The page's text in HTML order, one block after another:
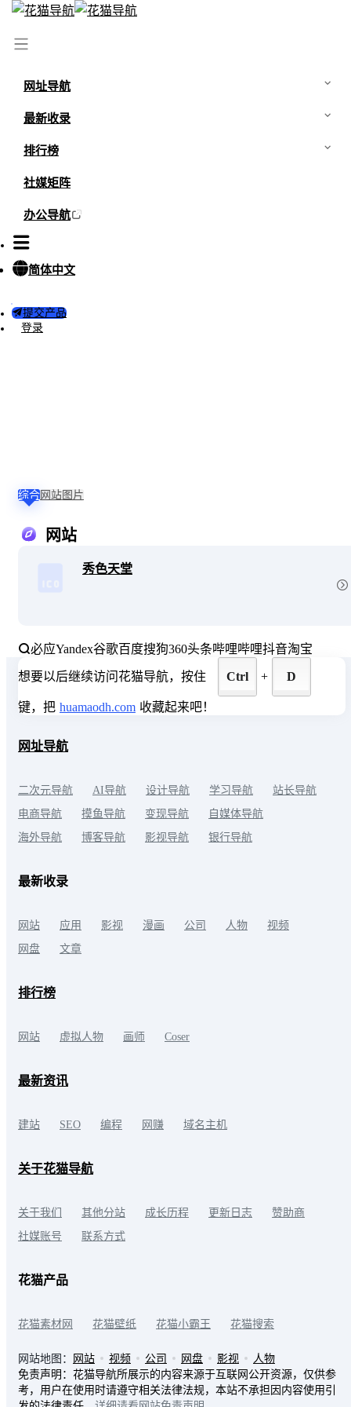
网址导航
最新收录
排行榜
社媒矩阵
办公导航
简体中文
提交产品
登录
综合网站图片
网站
秀色天堂
必应Yandex谷歌百度搜狗360头条哔哩哔哩抖音淘宝
想要以后继续访问花猫导航，按住 Ctrl + D
键，把 huamaodh.com 收藏起来吧！
网址导航
二次元导航 AI导航 设计导航 学习导航
站长导航
电商导航
摸鱼导航 变现导航
自媒体导航
海外导航
博客导航 影视导航 银行导航
最新收录
网站 应用 影视 漫画 公司 人物
视频
网盘
文章
排行榜
网站 虚拟人物 画师 Coser
最新资讯
建站 SEO 编程 网赚 域名主机
关于花猫导航
关于我们 其他分站 成长历程 更新日志
赞助商
社媒账号
联系方式
花猫产品
花猫素材网 花猫壁纸 花猫小霸王 花猫搜索
网站地图： 网站 视频 公司 网盘 影视
人物
免责声明：花猫导航所展示的内容来源于互联网公开资源，仅供参
考，用户在使用时请遵守相关法律法规，本站不承担因内容使用引